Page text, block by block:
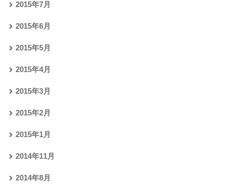
2015年7月
2015年6月
2015年5月
2015年4月
2015年3月
2015年2月
2015年1月
2014年11月
2014年8月